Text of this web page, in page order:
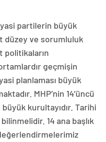
partilerin büyük
düzey ve sorumluluk
politikaların
geçmişin
planlaması büyük
MHP’nin 14’üncü
kurultayıdır. Tarihi
14 ana başlık